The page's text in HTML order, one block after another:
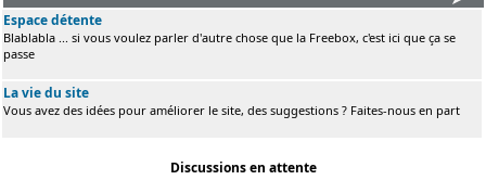
Espace détente
Blablabla ... si vous voulez parler d'autre chose que la Freebox, c'est ici que ça se
passe
La vie du site
Vous avez des idées pour améliorer le site, des suggestions ? Faites-nous en part
Discussions en attente